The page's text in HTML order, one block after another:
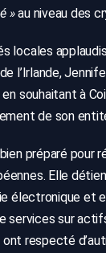
»au niveau des
locales
l’Irlande,
souhaitant à
de son
préparé pour
Elle
électronique et
services sur
ont respecté